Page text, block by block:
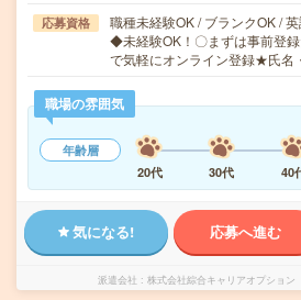
応募資格
職種未経験OK / ブランクOK /
◆未経験OK！〇まずは事前登
で気軽にオンライン登録★氏名
職場の雰囲気
年齢層
20代
30代 40
気になる! 応募へ進む
派遣会社 株式会社綜合キャリアオプション